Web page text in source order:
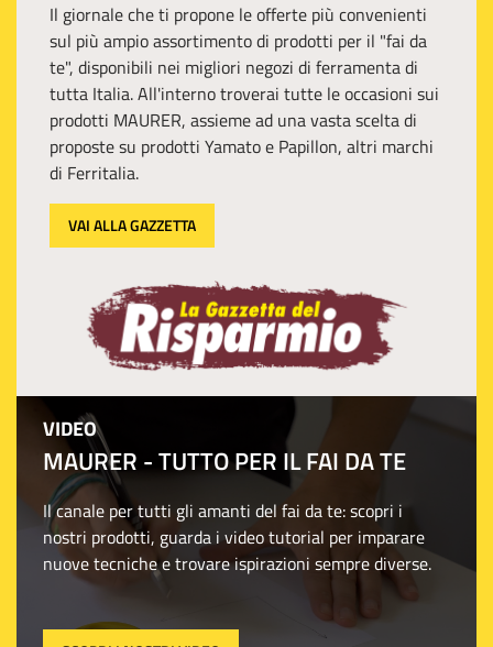
Il giornale che ti propone le offerte più convenienti
sul più ampio assortimento di prodotti per il "fai da
te", disponibili nei migliori negozi di ferramenta di
tutta Italia. All'interno troverai tutte le occasioni sui
prodotti MAURER, assieme ad una vasta scelta di
proposte su prodotti Yamato e Papillon, altri marchi
di Ferritalia.
VAI ALLA GAZZETTA
VIDEO
MAURER - TUTTO PER IL FAI DA TE
Il canale per tutti gli amanti del fai da te: scopri i
nostri prodotti, guarda i video tutorial per imparare
nuove tecniche e trovare ispirazioni sempre diverse.